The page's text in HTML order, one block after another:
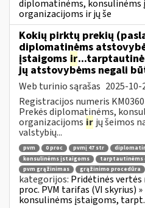
diplomatinėms,
organizacijoms ir jų še
Kokių pirktų prekių
diplomatinėms
įstaigoms ir
jų atstovybėms negali
Web turinio sąrašas 2025-10-
Registracijos numeris
Prekės diplomatinėms,
organizacijoms ir jų šeimos
valstybių...
pvm 0 proc pvmį 47 str
konsulinėms įstaigoms
tarptautinėms
pvm grąžinimas
grąžinimo procedūra
kategorijos: Pridėtinės vertės
proc. PVM tarifas (VI skyrius)
konsulinėms įstaigoms,